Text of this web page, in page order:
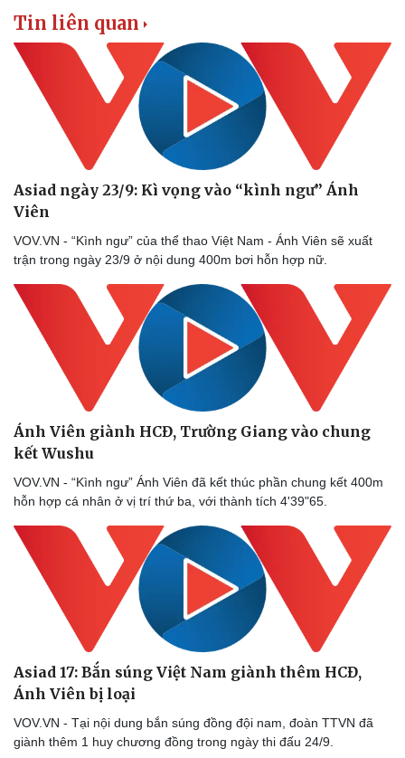
Tin liên quan
Asiad ngày 23/9: Kì vọng vào “kình ngư” Ánh
Viên
VOV.VN - “Kình ngư” của thể thao Việt Nam - Ánh Viên sẽ xuất
trận trong ngày 23/9 ở nội dung 400m bơi hỗn hợp nữ.
Ánh Viên giành HCĐ, Trường Giang vào chung
kết Wushu
VOV.VN - “Kình ngư” Ánh Viên đã kết thúc phần chung kết 400m
hỗn hợp cá nhân ở vị trí thứ ba, với thành tích 4'39"65.
Asiad 17: Bắn súng Việt Nam giành thêm HCĐ,
Ánh Viên bị loại
VOV.VN - Tại nội dung bắn súng đồng đội nam, đoàn TTVN đã
giành thêm 1 huy chương đồng trong ngày thi đấu 24/9.